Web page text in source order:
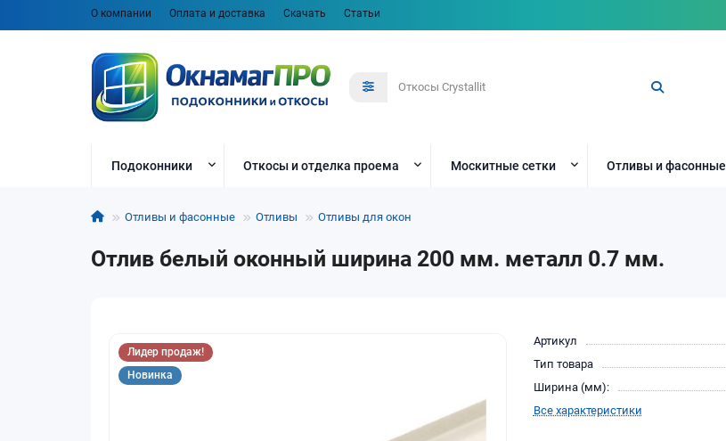
О компании Оплата и доставка Скачать Статьи
Подоконники Откосы и отделка проема Москитные сетки Отливы и фасонные
Отливы и фасонные Отливы Отливы для окон
Отлив белый оконный ширина 200 мм. металл 0.7 мм.
Лидер продаж!
Новинка
Артикул
Тип товара
Ширина (мм):
Все характеристики